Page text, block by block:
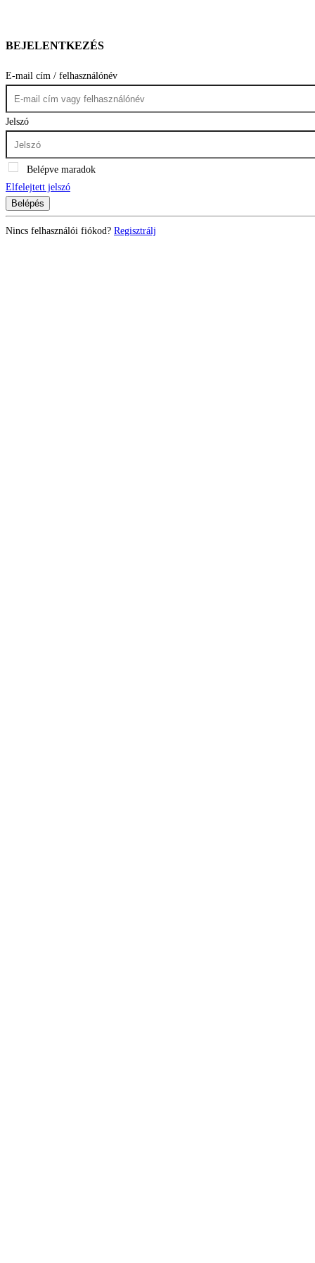
BEJELENTKEZÉS
E-mail cím / felhasználónév
Jelszó
Belépve maradok
Elfelejtett jelszó
Belépés
Nincs felhasználói fiókod? Regisztrálj